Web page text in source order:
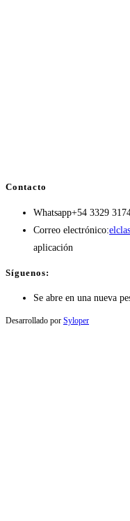
Contacto
Whatsapp+54 3329
Correo electrónico:
aplicación
Síguenos:
Se abre en una nueva
Desarrollado por Syloper